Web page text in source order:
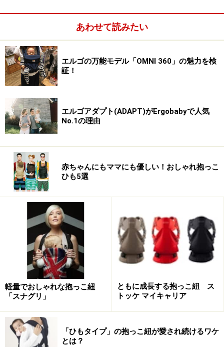
あわせて読みたい
エルゴの万能モデル「OMNI 360」の魅力を検
証！
エルゴアダプト(ADAPT)がErgobabyで人気
No.1の理由
赤ちゃんにもママにも優しい！おしゃれ抱っこ
ひも5選
軽量でおしゃれな抱っこ紐
「スナグリ」
ともに成長する抱っこ紐 ス
トッケ マイキャリア
「ひもタイプ」の抱っこ紐が愛され続けるワケ
とは？